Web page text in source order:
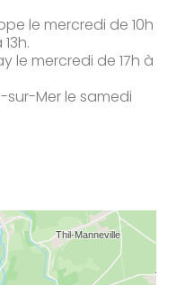
le mercredi de 10h
le mercredi de 17h à
Mer le samedi